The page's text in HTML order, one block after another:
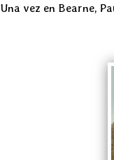
Una vez en Bearne,